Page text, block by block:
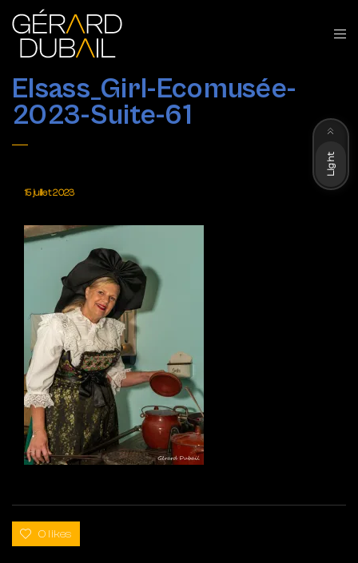
Elsass_Girl-Ecomusée-
2023-Suite-61
15 juillet 2023
0 likes
Light
Dark